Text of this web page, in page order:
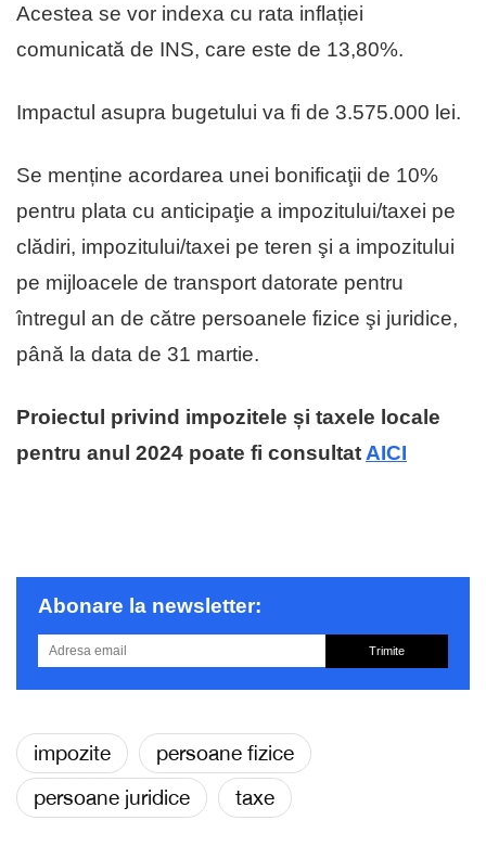
Acestea se vor indexa cu rata inflației
comunicată de INS, care este de 13,80%.
Impactul asupra bugetului va fi de 3.575.000 lei.
Se menține acordarea unei bonificaţii de 10%
pentru plata cu anticipaţie a impozitului/taxei pe
clădiri, impozitului/taxei pe teren şi a impozitului
pe mijloacele de transport datorate pentru
întregul an de către persoanele fizice şi juridice,
până la data de 31 martie.
Proiectul privind impozitele și taxele locale
pentru anul 2024 poate fi consultat AICI
Abonare la newsletter:
Trimite
impozite
persoane fizice
persoane juridice
taxe